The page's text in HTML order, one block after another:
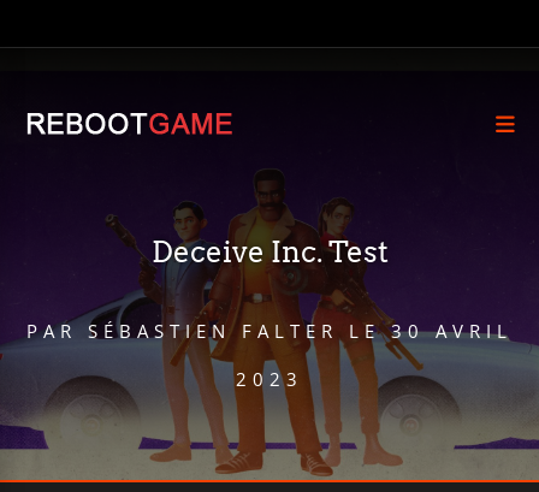
Deceive Inc. Test
PAR SÉBASTIEN FALTER LE30 AVRIL
2023